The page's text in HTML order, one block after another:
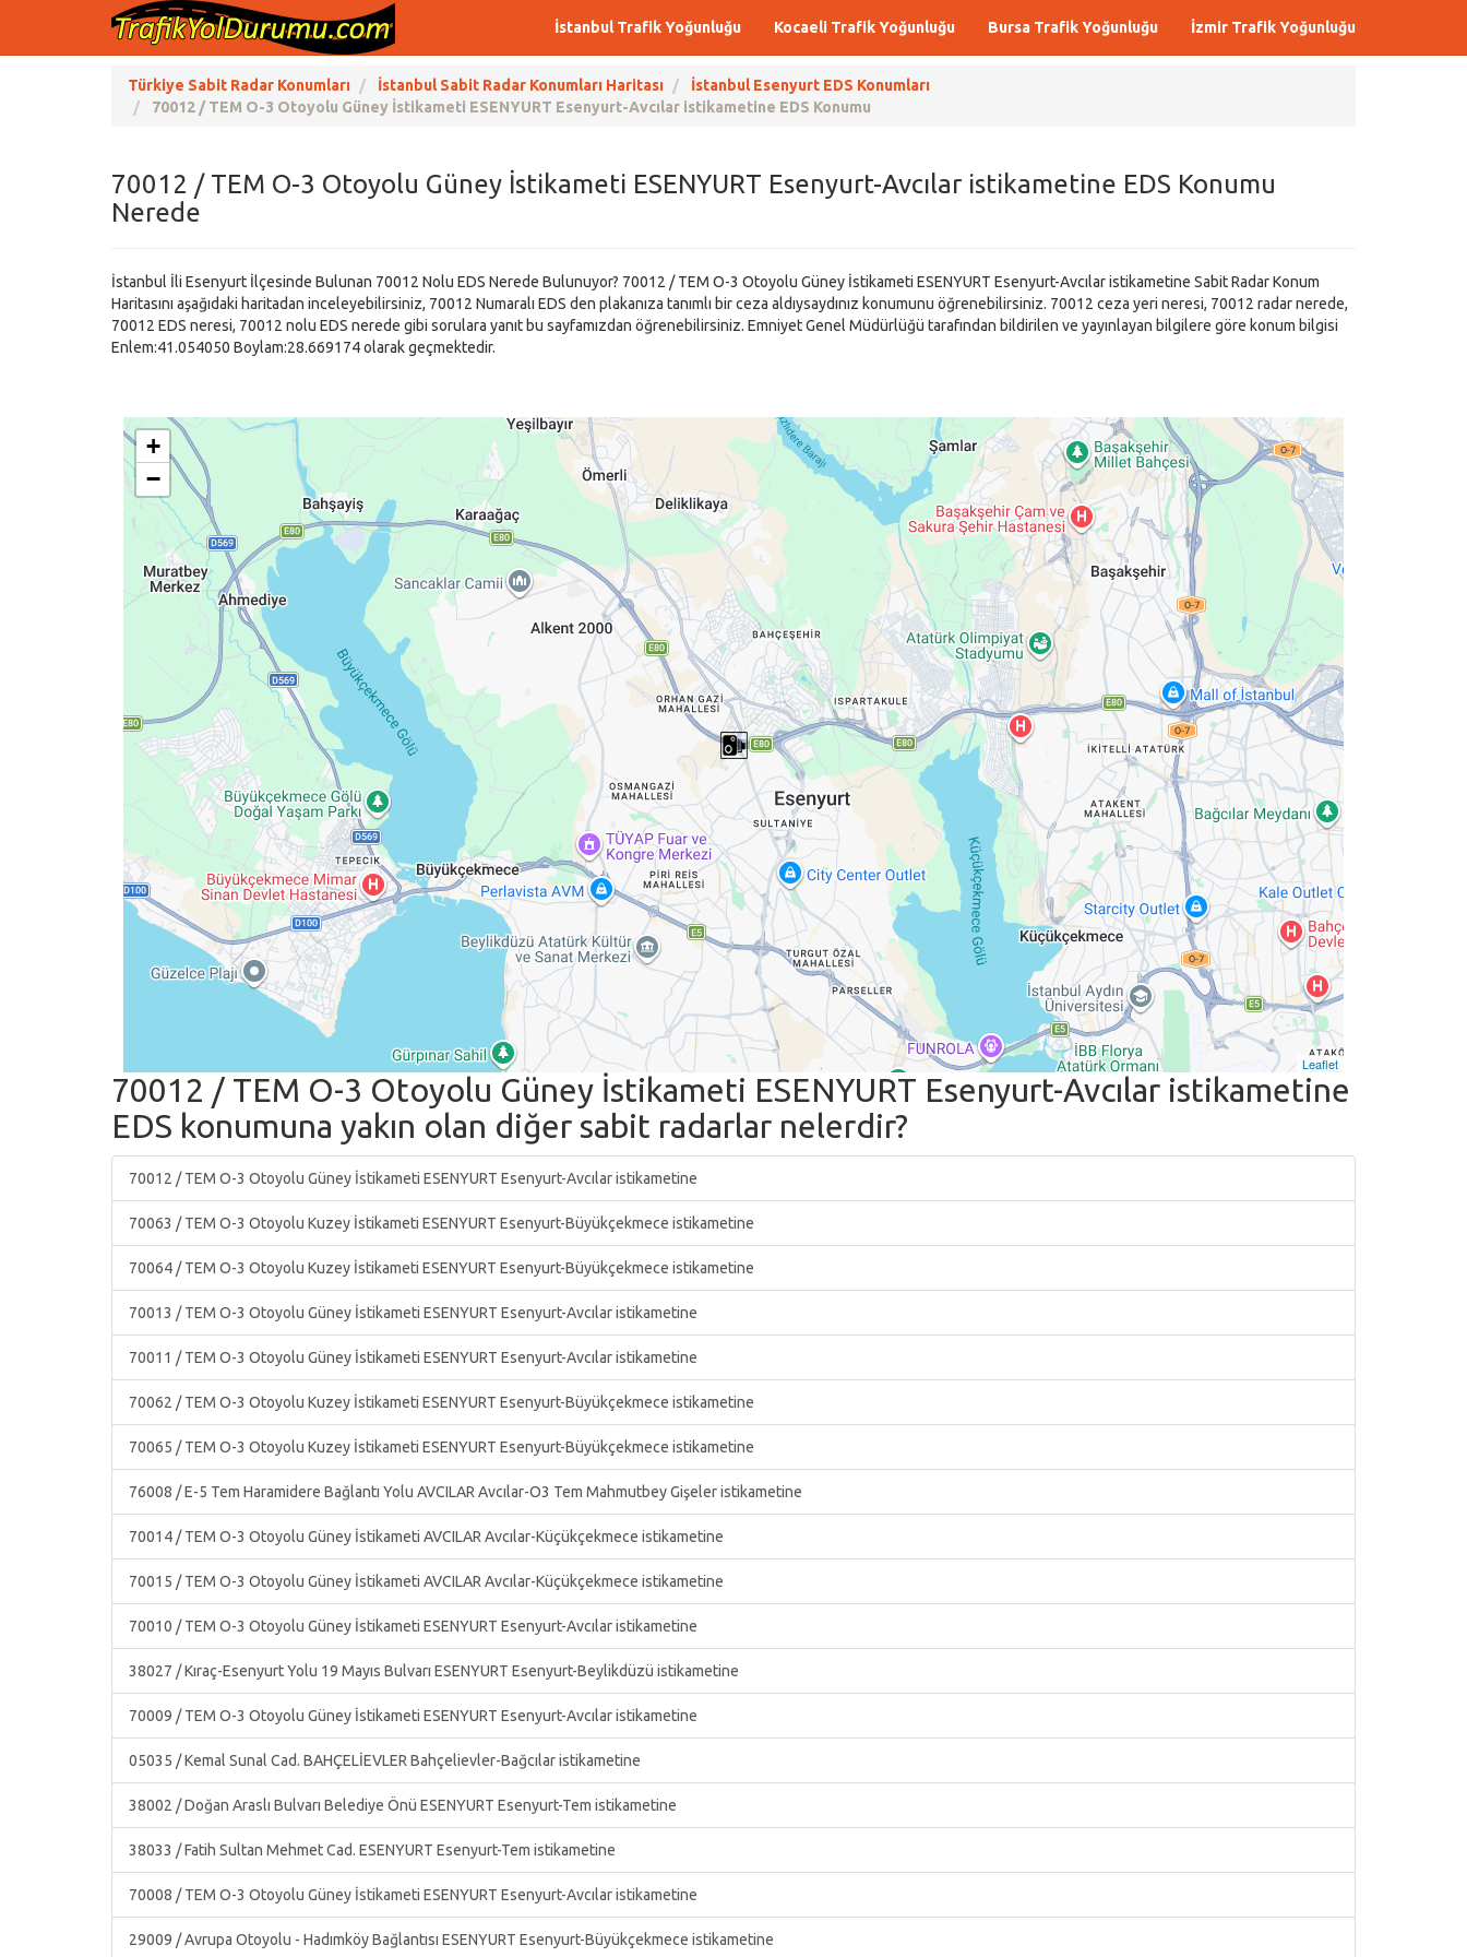
İstanbul Trafik Yoğunluğu Kocaeli Trafik Yoğunluğu Bursa Trafik Yoğunluğu İzmir Trafik Yoğunluğu
Türkiye Sabit Radar Konumları İstanbul Sabit Radar Konumları Haritası
İstanbul Esenyurt EDS Konumları
70012 / TEM O-3 Otoyolu Güney İstikameti ESENYURT Esenyurt-Avcılar istikametine EDS Konumu
70012 / TEM O-3 Otoyolu Güney İstikameti ESENYURT Esenyurt-Avcılar istikametine EDS Konumu
Nerede
İstanbul İli Esenyurt İlçesinde Bulunan 70012 Nolu EDS Nerede Bulunuyor? 70012 / TEM O-3 Otoyolu Güney İstikameti ESENYURT Esenyurt-Avcılar istikametine Sabit Radar Konum
Haritasını aşağıdaki haritadan inceleyebilirsiniz, 70012 Numaralı EDS den plakanıza tanımlı bir ceza aldıysaydınız konumunu öğrenebilirsiniz. 70012 ceza yeri neresi, 70012 radar nerede,
70012 EDS neresi, 70012 nolu EDS nerede gibi sorulara yanıt bu sayfamızdan öğrenebilirsiniz. Emniyet Genel Müdürlüğü tarafından bildirilen ve yayınlayan bilgilere göre konum bilgisi
Enlem:41.054050 Boylam:28.669174 olarak geçmektedir.
+
−
Leaflet
70012 / TEM O-3 Otoyolu Güney İstikameti ESENYURT Esenyurt-Avcılar istikametine
EDS konumuna yakın olan diğer sabit radarlar nelerdir?
70012 / TEM O-3 Otoyolu Güney İstikameti ESENYURT Esenyurt-Avcılar istikametine
70063 / TEM O-3 Otoyolu Kuzey İstikameti ESENYURT Esenyurt-Büyükçekmece istikametine
70064 / TEM O-3 Otoyolu Kuzey İstikameti ESENYURT Esenyurt-Büyükçekmece istikametine
70013 / TEM O-3 Otoyolu Güney İstikameti ESENYURT Esenyurt-Avcılar istikametine
70011 / TEM O-3 Otoyolu Güney İstikameti ESENYURT Esenyurt-Avcılar istikametine
70062 / TEM O-3 Otoyolu Kuzey İstikameti ESENYURT Esenyurt-Büyükçekmece istikametine
70065 / TEM O-3 Otoyolu Kuzey İstikameti ESENYURT Esenyurt-Büyükçekmece istikametine
76008 / E-5 Tem Haramidere Bağlantı Yolu AVCILAR Avcılar-O3 Tem Mahmutbey Gişeler istikametine
70014 / TEM O-3 Otoyolu Güney İstikameti AVCILAR Avcılar-Küçükçekmece istikametine
70015 / TEM O-3 Otoyolu Güney İstikameti AVCILAR Avcılar-Küçükçekmece istikametine
70010 / TEM O-3 Otoyolu Güney İstikameti ESENYURT Esenyurt-Avcılar istikametine
38027 / Kıraç-Esenyurt Yolu 19 Mayıs Bulvarı ESENYURT Esenyurt-Beylikdüzü istikametine
70009 / TEM O-3 Otoyolu Güney İstikameti ESENYURT Esenyurt-Avcılar istikametine
05035 / Kemal Sunal Cad. BAHÇELİEVLER Bahçelievler-Bağcılar istikametine
38002 / Doğan Araslı Bulvarı Belediye Önü ESENYURT Esenyurt-Tem istikametine
38033 / Fatih Sultan Mehmet Cad. ESENYURT Esenyurt-Tem istikametine
70008 / TEM O-3 Otoyolu Güney İstikameti ESENYURT Esenyurt-Avcılar istikametine
29009 / Avrupa Otoyolu - Hadımköy Bağlantısı ESENYURT Esenyurt-Büyükçekmece istikametine